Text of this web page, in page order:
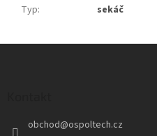
Typ: sekáč
obchod@ospoltech.cz